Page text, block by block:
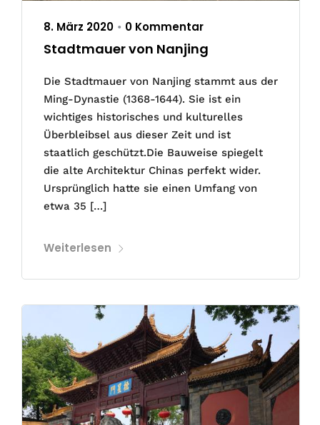
8. März 2020 • 0 Kommentar
Stadtmauer von Nanjing
Die Stadtmauer von Nanjing stammt aus der
Ming-Dynastie (1368-1644). Sie ist ein
wichtiges historisches und kulturelles
Überbleibsel aus dieser Zeit und ist
staatlich geschützt.Die Bauweise spiegelt
die alte Architektur Chinas perfekt wider.
Ursprünglich hatte sie einen Umfang von
etwa 35 […]
Weiterlesen